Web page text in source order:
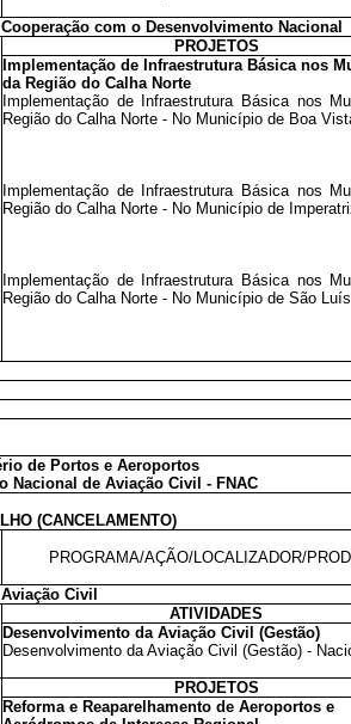
Cooperação com o Desenvolvimento Nacional
PROJETOS
Implementação de Infraestrutura Básica nos
da Região do Calha Norte
Implementação de Infraestrutura Básica nos
Região do Calha Norte - No Município de Boa
Implementação de Infraestrutura Básica nos
Região do Calha Norte - No Município de
Implementação de Infraestrutura Básica nos
Região do Calha Norte - No Município de São
de Portos e Aeroportos
Nacional de Aviação Civil - FNAC
(CANCELAMENTO)
PROGRAMA/AÇÃO/LOCALIZADOR/
Aviação Civil
ATIVIDADES
Desenvolvimento da Aviação Civil (Gestão)
Desenvolvimento da Aviação Civil (Gestão) -
PROJETOS
Reforma e Reaparelhamento de Aeroportos e